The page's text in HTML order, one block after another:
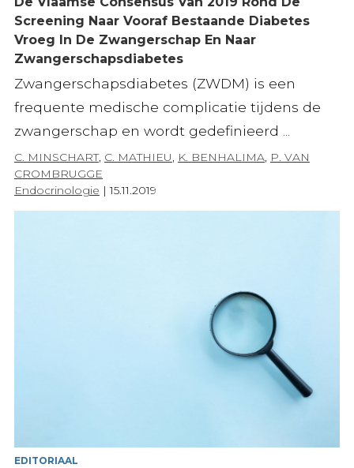
Screening Naar Vooraf Bestaande Diabetes
Vroeg In De Zwangerschap En Naar
Zwangerschapsdiabetes
Zwangerschapsdiabetes (ZWDM) is een
frequente medische complicatie tijdens de
zwangerschap en wordt gedefinieerd ...
C. MINSCHART, C. MATHIEU, K. BENHALIMA, P. VAN
CROMBRUGGE
Endocrinologie |15.11.2019
EDITORIAAL